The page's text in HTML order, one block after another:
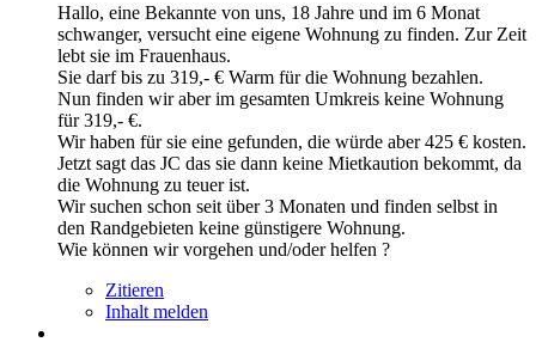
Hallo, eine Bekannte von uns, 18 Jahre und im 6 Monat
schwanger, versucht eine eigene Wohnung zu finden. Zur Zeit
lebt sie im Frauenhaus.
Sie darf bis zu 319,- € Warm für die Wohnung bezahlen.
Nun finden wir aber im gesamten Umkreis keine Wohnung
für 319,- €.
Wir haben für sie eine gefunden, die würde aber 425 € kosten.
Jetzt sagt das JC das sie dann keine Mietkaution bekommt, da
die Wohnung zu teuer ist.
Wir suchen schon seit über 3 Monaten und finden selbst in
den Randgebieten keine günstigere Wohnung.
Wie können wir vorgehen und/oder helfen ?
Zitieren
Inhalt melden